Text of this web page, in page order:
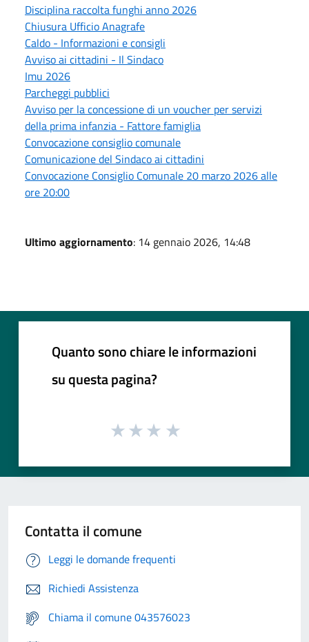
Disciplina raccolta funghi anno 2026
Chiusura Ufficio Anagrafe
Caldo - Informazioni e consigli
Avviso ai cittadini - Il Sindaco
Imu 2026
Parcheggi pubblici
Avviso per la concessione di un voucher per servizi
della prima infanzia - Fattore famiglia
Convocazione consiglio comunale
Comunicazione del Sindaco ai cittadini
Convocazione Consiglio Comunale 20 marzo 2026 alle
ore 20:00
Ultimo aggiornamento: 14 gennaio 2026, 14:48
Quanto sono chiare le informazioni
su questa pagina?
Contatta il comune
Leggi le domande frequenti
Richiedi Assistenza
Chiama il comune 043576023